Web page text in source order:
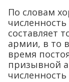
По словам
составляет
армии, в то
время
призывной